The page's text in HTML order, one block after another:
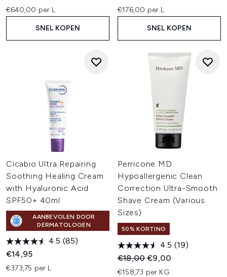
€640,00 per L
SNEL KOPEN
€176,00 per L
SNEL KOPEN
Cicabio Ultra Repairing
Soothing Healing Cream
with Hyaluronic Acid
SPF50+ 40ml
AANBEVOLEN DOOR
DERMATOLOGEN
4.5 (85)
€14,95
€373,75 per L
Perricone MD
Hypoallergenic Clean
Correction Ultra-Smooth
Shave Cream (Various
Sizes)
50% KORTING
4.5 (19)
Recommended Retail Price:
€18,00Huidige prijs:
€9,00
€158,73 per KG